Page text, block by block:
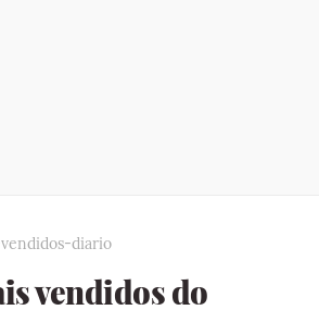
diario
vendidos do